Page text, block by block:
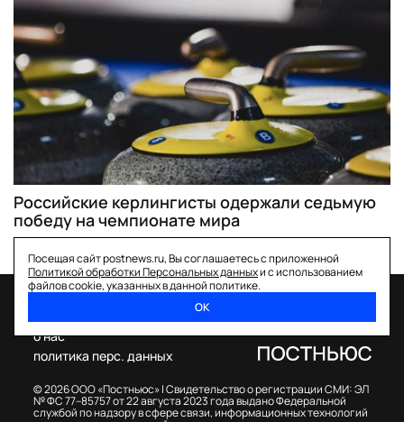
Российские керлингисты одержали седьмую
победу на чемпионате мира
Посещая сайт postnews.ru, Вы соглашаетесь с приложенной
Политикой обработки Персональных данныхи с использованием
файлов cookie, указанных в данной политике.
ОК
© 2026 ООО «Постньюс» |Свидетельство о регистрации СМИ: ЭЛ
№ ФС 77–85757 от 22 августа 2023 года выдано Федеральной
службой по надзору в сфере связи, информационных технологий
о нас
политика перс. данных